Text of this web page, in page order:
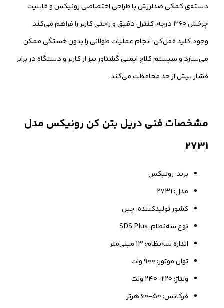
دسته‌ی کمکی ضدلرزش با طراحی اختصاصی رونیکس و قابلیت
چرخش ۳۶۰ درجه، کنترل دقیق و راحتی کاربر را فراهم می‌کند.
وجود کلید قفل‌کن، انجام عملیات طولانی را بدون خستگی ممکن
می‌سازد و سیستم کلاچ ایمنی گشتاور نیز از کاربر و دستگاه در برابر
فشار بیش از حد محافظت می‌کند.
مشخصات فنی دریل بتن کن رونیکس مدل
2731
برند: رونیکس
مدل: 2731
کشور تولیدکننده: چین
نوع سه‌نظام: SDS Plus
اندازه سه‌نظام: ۱۳ میلی‌متر
توان موتور: ۹۰۰ وات
ولتاژ: ۲۲۰-۲۴۰ ولت
فرکانس: ۵۰-۶۰ هرتز